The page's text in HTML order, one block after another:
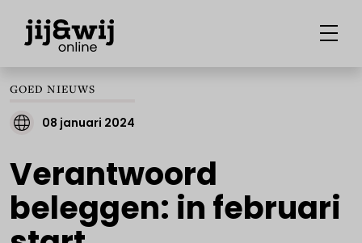
GOED NIEUWS
08 januari 2024
Verantwoord
beleggen: in februari